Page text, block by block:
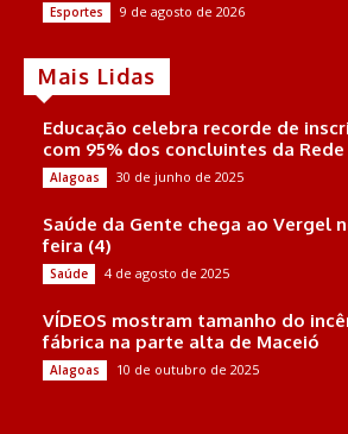
Esportes 9 de agosto de 2026
Mais Lidas
Educação celebra recorde de
com 95% dos concluintes da
Alagoas 30 de junho de 2025
Saúde da Gente chega ao Vergel
feira (4)
Saúde 4 de agosto de 2025
VÍDEOS mostram tamanho do
fábrica na parte alta de Maceió
Alagoas 10 de outubro de 2025